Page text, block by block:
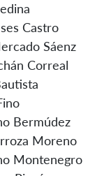
Castro
Sáenz
Correal
Bermúdez
Moreno
Montenegro